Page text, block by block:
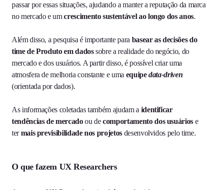
passar por essas situações, ajudando a manter a reputação da marca
no mercado e umcrescimento sustentável ao longo dos anos.
Além disso, a pesquisa é importante para basear as decisões do
time de Produto em dadossobre a realidade do negócio, do
mercado e dos usuários. A partir disso, é possível criar uma
atmosfera de melhoria constante e uma equipedata-driven
(orientada por dados).
As informações coletadas também ajudam a identificar
tendências de mercadoou decomportamento dos usuários e
termais previsibilidade nos projetosdesenvolvidos pelo time.
O que fazem UX Researchers